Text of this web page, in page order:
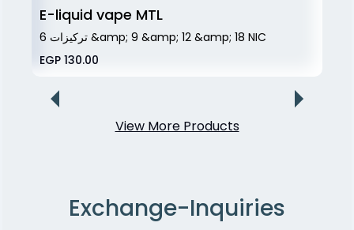
E-liquid vape MTL
تركيزات 6 &amp; 9 &amp; 12 &amp; 18 NIC
EGP 130.00
View More Products
Exchange-Inquiries